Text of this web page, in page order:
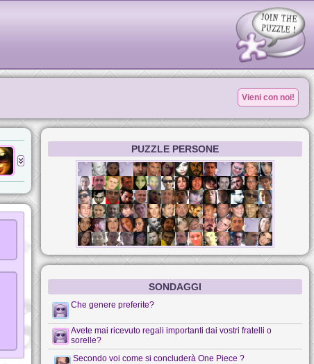
Vieni con noi!
PUZZLE PERSONE
SONDAGGI
Che genere preferite?
Avete mai ricevuto regali importanti dai vostri fratelli o
sorelle?
Secondo voi come si concluderà One Piece ?